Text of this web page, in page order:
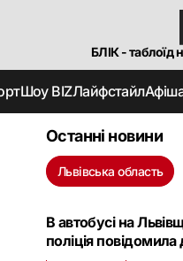
БЛІК - таблоїд
Шоу BIZЛайфстайл
Останні новини
Львівська область
В автобусі на
поліція повідомила